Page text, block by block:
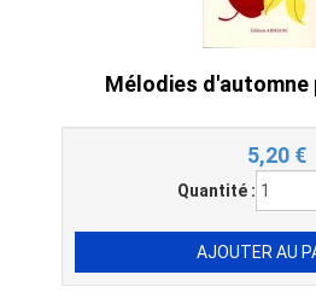
Mélodies d'automne
5,20 €
Quantité :